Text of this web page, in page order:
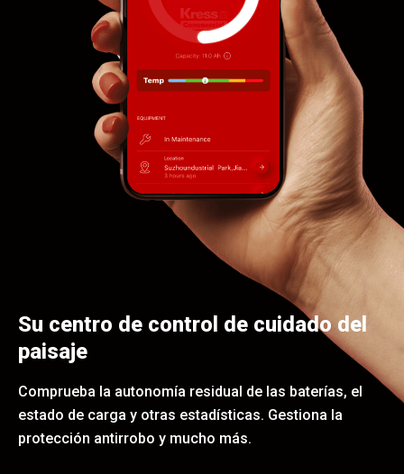
Su centro de control de cuidado del
paisaje
Comprueba la autonomía residual de las baterías, el
estado de carga y otras estadísticas. Gestiona la
protección antirrobo y mucho más.